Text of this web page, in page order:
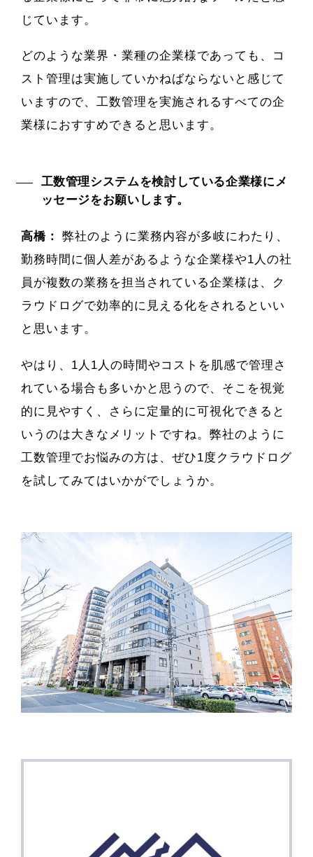
じています。
どのような業界・業種の企業様であっても、コ
スト管理は実施していかねばならないと感じて
いますので、工数管理を実施されるすべての企
業様におすすめできると思います。
工数管理システムを検討している企業様にメ
ッセージをお願いします。
高橋：
弊社のように業務内容が多岐にわたり、
勤務時間に個人差があるような企業様や1人の社
員が複数の業務を担当されている企業様は、ク
ラウドログで効率的に見える化をされるといい
と思います。
やはり、1人1人の時間やコストを肌感で管理さ
れている場合も多いかと思うので、そこを視覚
的に見やすく、さらに定量的に可視化できると
いうのは大きなメリットですね。弊社のように
工数管理でお悩みの方は、ぜひ1度クラウドログ
を試してみてはいかがでしょうか。